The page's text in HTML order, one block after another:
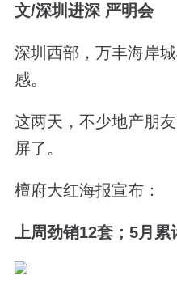
文/深圳进深 严明会
深圳西部，万丰海岸
感。
这两天，不少地产朋
屏了。
檀府大红海报宣布：
上周劲销12套； 5月累